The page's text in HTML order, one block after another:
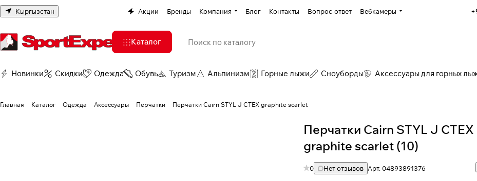
Кыргызстан Акции Бренды Компания Блог Контакты Вопрос-ответ Вебкамеры
Каталог
Новинки Скидки Одежда Обувь Туризм Альпинизм Горные лыжи Сноуборды Аксессуары для горных
Главная Каталог Одежда Аксессуары Перчатки Перчатки Cairn STYL J CTEX graphite scarlet
Перчатки Cairn STYL J CTEX
graphite scarlet (10)
0 Нет отзывов Арт. 04893891376